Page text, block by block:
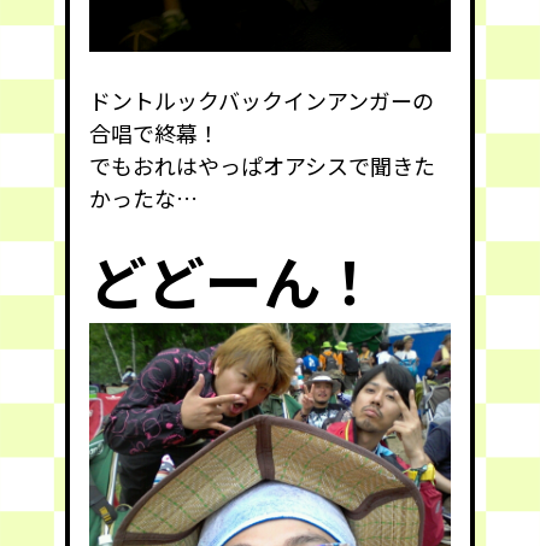
ドントルックバックインアンガーの
合唱で終幕！
でもおれはやっぱオアシスで聞きた
かったな…
どどーん！